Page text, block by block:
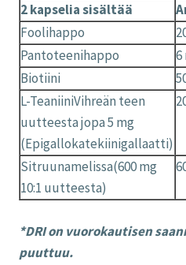
2 kapselia sisältää
Foolihappo
Pantoteenihappo
6
Biotiini
L-TeaniiniVihreän teen
uutteesta jopa 5 mg
(Epigallokatekiinigallaatti)
Sitruunamelissa(600 mg
10:1 uutteesta)
*DRI on vuorokautisen
puuttuu.